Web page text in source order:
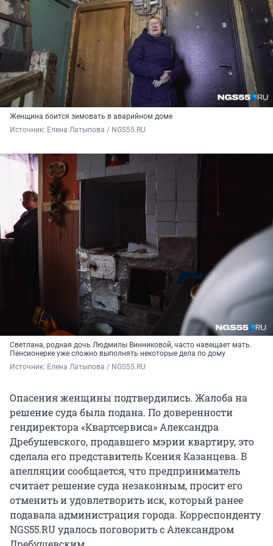
Женщина боится зимовать в аварийном доме
Источник: Елена Латыпова / NGS55.RU
Светлана, родная дочь Людмилы Винниковой, часто навещает мать.
Пенсионерке уже сложно выполнять некоторые дела по дому
Источник: Елена Латыпова / NGS55.RU
Опасения женщины подтвердились. Жалоба на
решение суда была подана. По доверенности
гендиректора «Квартсервиса» Александра
Дребушевского, продавшего мэрии квартиру, это
сделала его представитель Ксения Казанцева. В
апелляции сообщается, что предприниматель
считает решение суда незаконным, просит его
отменить и удовлетворить иск, который ранее
подавала администрация города. Корреспонденту
NGS55.RU удалось поговорить с Александром